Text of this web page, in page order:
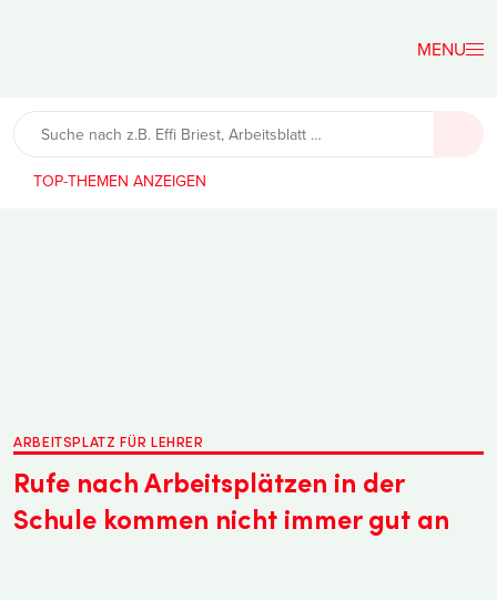
Lehrerfreund
TOP-THEMEN
ARBEITSPLATZ FÜR LEHRER
Rufe nach Arbeitsplätzen in der
Schule kommen nicht immer gut an